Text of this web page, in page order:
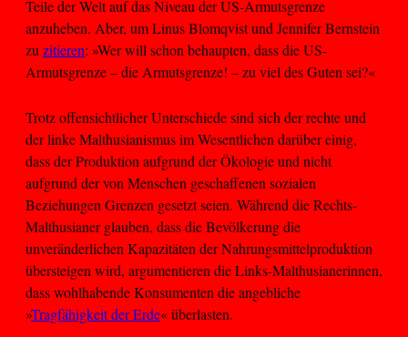
Teile der Welt auf das Niveau der US-Armutsgrenze
anzuheben. Aber, um Linus Blomqvist und Jennifer Bernstein
zu zitieren: »Wer will schon behaupten, dass die US-
Armutsgrenze – die Armutsgrenze! – zu viel des Guten sei?«
Trotz offensichtlicher Unterschiede sind sich der rechte und
der linke Malthusianismus im Wesentlichen darüber einig,
dass der Produktion aufgrund der Ökologie und nicht
aufgrund der von Menschen geschaffenen sozialen
Beziehungen Grenzen gesetzt seien. Während die Rechts-
Malthusianer glauben, dass die Bevölkerung die
unveränderlichen Kapazitäten der Nahrungsmittelproduktion
übersteigen wird, argumentieren die Links-Malthusianerinnen,
dass wohlhabende Konsumenten die angebliche
»Tragfähigkeit der Erde« überlasten.